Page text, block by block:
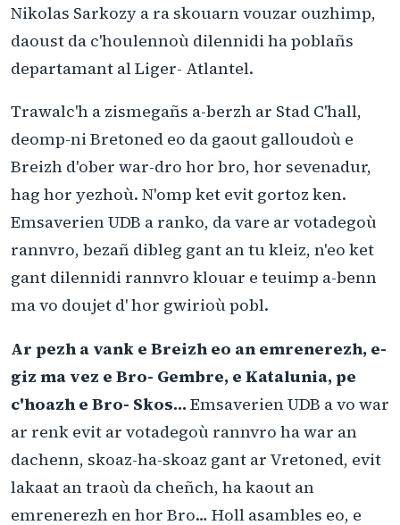
Nikolas Sarkozy a ra skouarn vouzar ouzhimp,
daoust da c'houlennoù dilennidi ha poblañs
departamant al Liger- Atlantel.
Trawalc'h a zismegañs a-berzh ar Stad C'hall,
deomp-ni Bretoned eo da gaout galloudoù e
Breizh d'ober war-dro hor bro, hor sevenadur,
hag hor yezhoù. N'omp ket evit gortoz ken.
Emsaverien UDB a ranko, da vare ar votadegoù
rannvro, bezañ dibleg gant an tu kleiz, n'eo ket
gant dilennidi rannvro klouar e teuimp a-benn
ma vo doujet d' hor gwirioù pobl.
Ar pezh a vank e Breizh eo an emrenerezh, e-
giz ma vez e Bro- Gembre, e Katalunia, pe
c'hoazh e Bro- Skos… Emsaverien UDB a vo war
ar renk evit ar votadegoù rannvro ha war an
dachenn, skoaz-ha-skoaz gant ar Vretoned, evit
lakaat an traoù da cheñch, ha kaout an
emrenerezh en hor Bro… Holl asambles eo, e